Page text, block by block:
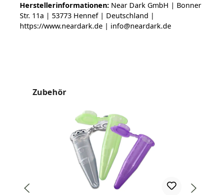
Herstellerinformationen: Near Dark GmbH | Bonner
Str. 11a | 53773 Hennef | Deutschland |
https://www.neardark.de | info@neardark.de
Produktgalerie überspringen
Zubehör